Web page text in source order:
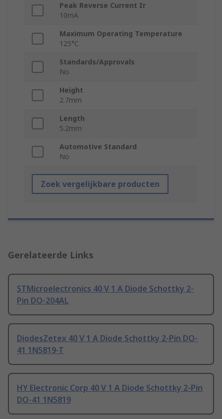
Peak Reverse Current Ir
10mA
Maximum Operating Temperature
125°C
Standards/Approvals
No
Height
2.7mm
Length
5.2mm
Automotive Standard
No
Zoek vergelijkbare producten
Gerelateerde Links
STMicroelectronics 40 V 1 A Diode Schottky 2-
Pin DO-204AL
DiodesZetex 40 V 1 A Diode Schottky 2-Pin DO-
41 1N5819-T
HY Electronic Corp 40 V 1 A Diode Schottky 2-Pin
DO-41 1N5819